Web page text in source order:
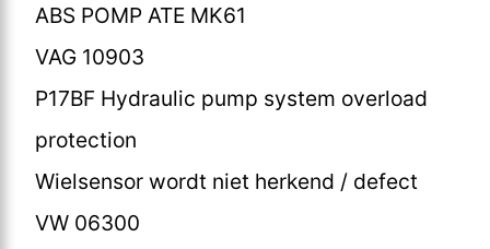
ABS POMP ATE MK61
VAG 10903
P17BF Hydraulic pump system overload
protection
Wielsensor wordt niet herkend / defect
VW 06300